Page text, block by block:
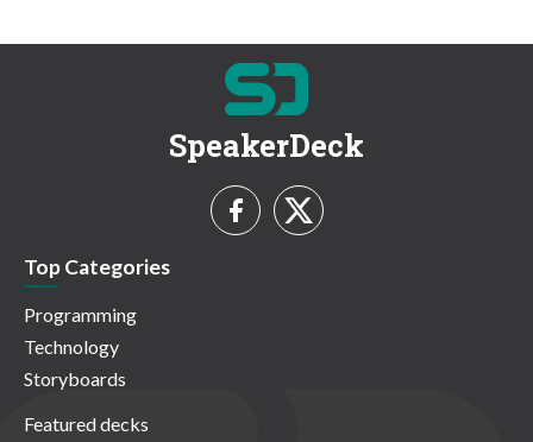
SpeakerDeck
Top Categories
Programming
Technology
Storyboards
Featured decks